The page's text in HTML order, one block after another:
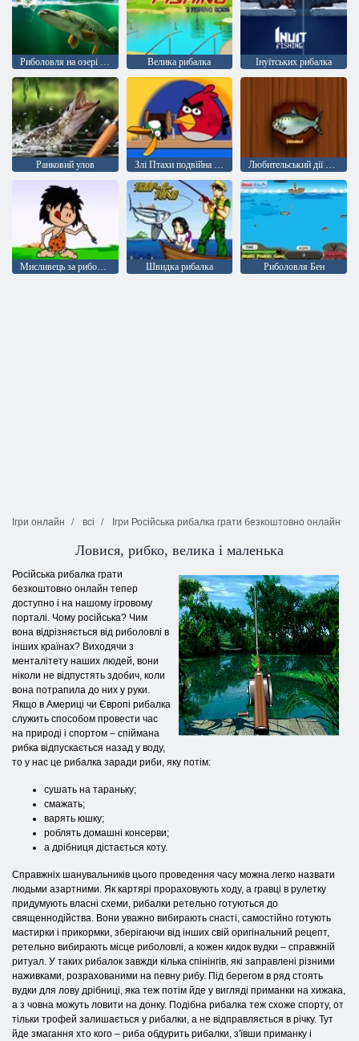
Риболовля на озері Віллоу Велика рибалка Інуїтських рибалка
Ранковий улов
Мисливець за рибою 2 Швидка рибалка Риболовля Бен
Ігри онлайн всі Ігри Російська рибалка грати безкоштовно онлайн
Ловися, рибко, велика і маленька
Російська рибалка грати
безкоштовно онлайн тепер
доступно і на нашому ігровому
порталі. Чому російська? Чим
вона відрізняється від риболовлі в
інших країнах? Виходячи з
менталітету наших людей, вони
ніколи не відпустять здобич, коли
вона потрапила до них у руки.
Якщо в Америці чи Європі рибалка
служить способом провести час
на природі і спортом – спіймана
рибка відпускається назад у воду,
то у нас це рибалка заради риби, яку потім:
сушать на тараньку;
смажать;
варять юшку;
роблять домашні консерви;
а дрібниця дістається коту.
Справжніх шанувальників цього проведення часу можна легко назвати
людьми азартними. Як картярі прораховують ходу, а гравці в рулетку
придумують власні схеми, рибалки ретельно готуються до
священнодійства. Вони уважно вибирають снасті, самостійно готують
мастирки і прикормки, зберігаючи від інших свій оригінальний рецепт,
ретельно вибирають місце риболовлі, а кожен кидок вудки – справжній
ритуал. У таких рибалок завжди кілька спінінгів, які заправлені різними
наживками, розрахованими на певну рибу. Під берегом в ряд стоять
вудки для лову дрібниці, яка теж потім йде у вигляді приманки на хижака,
а з човна можуть ловити на донку. Подібна рибалка теж схоже спорту, от
тільки трофей залишається у рибалки, а не відправляється в річку. Тут
йде змагання хто кого – риба обдурить рибалки, з'ївши приманку і